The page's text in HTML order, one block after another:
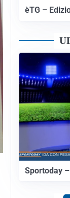
èTG –
Sportoday